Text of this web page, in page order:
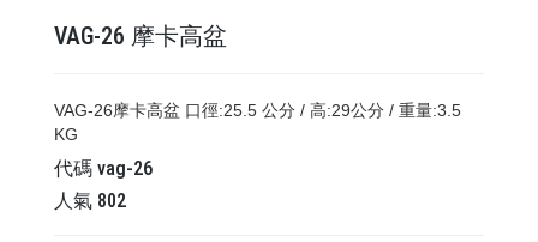
VAG-26 摩卡高盆
VAG-26摩卡高盆 口徑:25.5 公分 / 高:29公分 / 重量:3.5
KG
代碼 vag-26
人氣 802